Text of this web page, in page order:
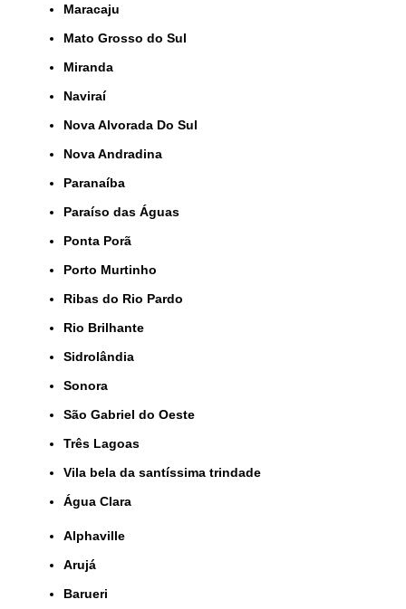
Maracaju
Mato Grosso do Sul
Miranda
Naviraí
Nova Alvorada Do Sul
Nova Andradina
Paranaíba
Paraíso das Águas
Ponta Porã
Porto Murtinho
Ribas do Rio Pardo
Rio Brilhante
Sidrolândia
Sonora
São Gabriel do Oeste
Três Lagoas
Vila bela da santíssima trindade
Água Clara
Alphaville
Arujá
Barueri